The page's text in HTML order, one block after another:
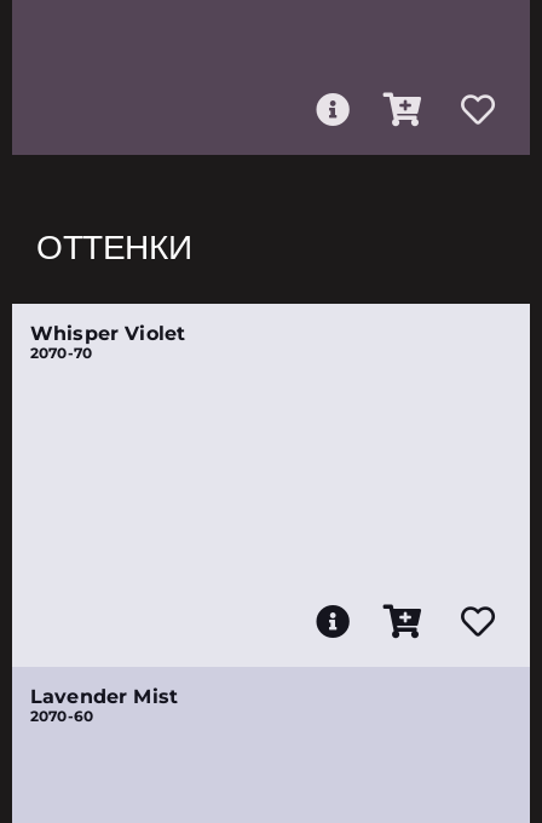
ОТТЕНКИ
Whisper Violet
2070-70
Lavender Mist
2070-60